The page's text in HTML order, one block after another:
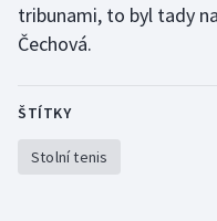
Motorsport
tribunami, to byl tady
Čechová.
ŠTÍTKY
Stolní tenis